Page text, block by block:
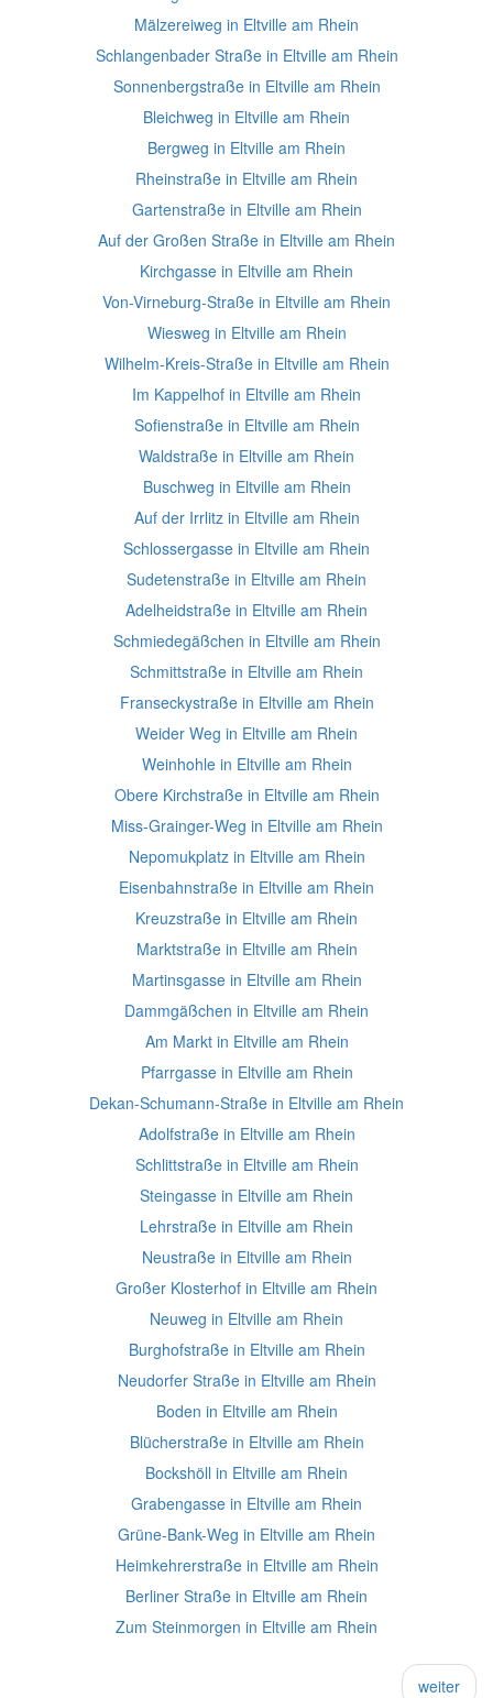
Mälzereiweg in Eltville am Rhein
Schlangenbader Straße in Eltville am Rhein
Sonnenbergstraße in Eltville am Rhein
Bleichweg in Eltville am Rhein
Bergweg in Eltville am Rhein
Rheinstraße in Eltville am Rhein
Gartenstraße in Eltville am Rhein
Auf der Großen Straße in Eltville am Rhein
Kirchgasse in Eltville am Rhein
Von-Virneburg-Straße in Eltville am Rhein
Wiesweg in Eltville am Rhein
Wilhelm-Kreis-Straße in Eltville am Rhein
Im Kappelhof in Eltville am Rhein
Sofienstraße in Eltville am Rhein
Waldstraße in Eltville am Rhein
Buschweg in Eltville am Rhein
Auf der Irrlitz in Eltville am Rhein
Schlossergasse in Eltville am Rhein
Sudetenstraße in Eltville am Rhein
Adelheidstraße in Eltville am Rhein
Schmiedegäßchen in Eltville am Rhein
Schmittstraße in Eltville am Rhein
Franseckystraße in Eltville am Rhein
Weider Weg in Eltville am Rhein
Weinhohle in Eltville am Rhein
Obere Kirchstraße in Eltville am Rhein
Miss-Grainger-Weg in Eltville am Rhein
Nepomukplatz in Eltville am Rhein
Eisenbahnstraße in Eltville am Rhein
Kreuzstraße in Eltville am Rhein
Marktstraße in Eltville am Rhein
Martinsgasse in Eltville am Rhein
Dammgäßchen in Eltville am Rhein
Am Markt in Eltville am Rhein
Pfarrgasse in Eltville am Rhein
Dekan-Schumann-Straße in Eltville am Rhein
Adolfstraße in Eltville am Rhein
Schlittstraße in Eltville am Rhein
Steingasse in Eltville am Rhein
Lehrstraße in Eltville am Rhein
Neustraße in Eltville am Rhein
Großer Klosterhof in Eltville am Rhein
Neuweg in Eltville am Rhein
Burghofstraße in Eltville am Rhein
Neudorfer Straße in Eltville am Rhein
Boden in Eltville am Rhein
Blücherstraße in Eltville am Rhein
Bockshöll in Eltville am Rhein
Grabengasse in Eltville am Rhein
Grüne-Bank-Weg in Eltville am Rhein
Heimkehrerstraße in Eltville am Rhein
Berliner Straße in Eltville am Rhein
Zum Steinmorgen in Eltville am Rhein
weiter